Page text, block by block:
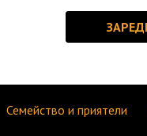
Семейство и приятели